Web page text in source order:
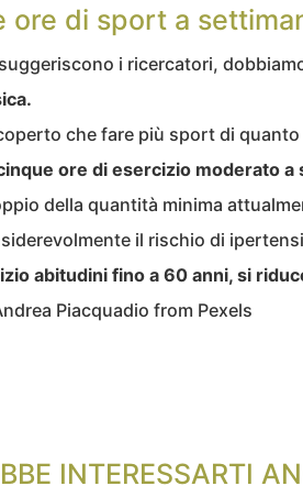
ore di sport a
i ricercatori,
che fare più sport di
ore di esercizio moderato a
della quantità minima
il rischio di
abitudini fino a 60 anni, si
Piacquadio from Pexels
INTERESSARTI